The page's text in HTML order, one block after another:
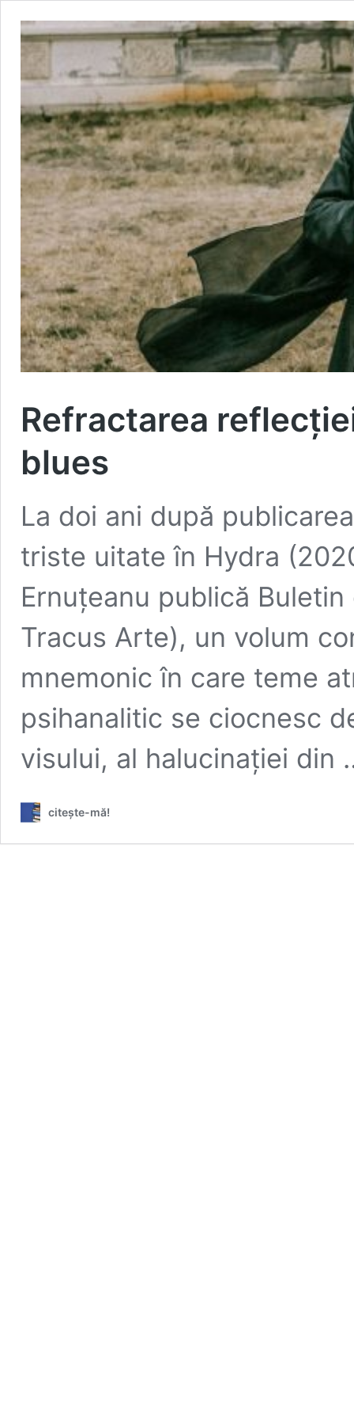
Refractarea
blues
La doi ani după
triste uitate în Hydra
Ernuțeanu publică
Tracus Arte), un volum
mnemonic în care teme
psihanalitic se ciocnesc
visului, al halucinației
citeşte-mă!